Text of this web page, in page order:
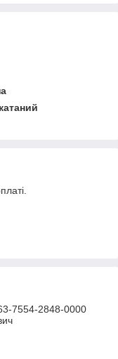
7554-2848-0000